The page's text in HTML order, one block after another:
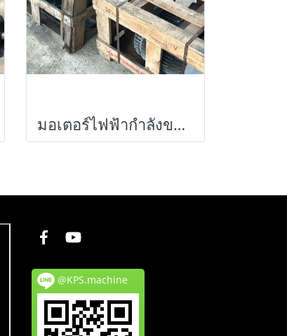
มอเตอร์ไฟฟ้ากำลังของใหม่เก็บสแป ABB & MITSUBISHI 380Vของใหม่เก็บสแปยังไม่ได้ใช้งาน เข้ามา 2 ตัว
@KPS.machine